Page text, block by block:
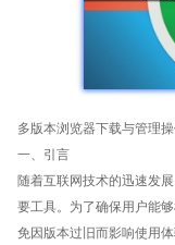
多版本浏览器下载与管理
一、引言
随着互联网技术的迅速发
要工具。为了确保用户能
免因版本过旧而影响使用